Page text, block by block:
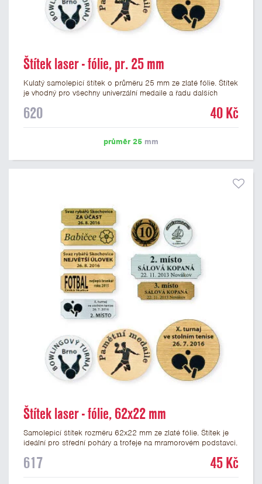
Štítek laser - fólie, pr. 25 mm
Kulatý samolepicí štítek o průměru 25 mm ze zlaté fólie. Štítek
je vhodný pro všechny univerzální medaile a řadu dalších
štítek je možné laserem vypálit logo nebo text dle vašeho
620 40 Kč
průměr 25 mm
Štítek laser - fólie, 62x22 mm
Samolepicí štítek rozměru 62x22 mm ze zlaté fólie. Štítek je
ideální pro střední poháry a trofeje na mramorovém podstavci.
textu doporučujeme maximálně 3 řádky, aby byla zachována
617 45 Kč